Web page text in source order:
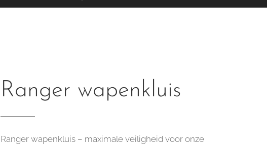
Ranger wapenkluis
Ranger wapenkluis – maximale veiligheid voor onze